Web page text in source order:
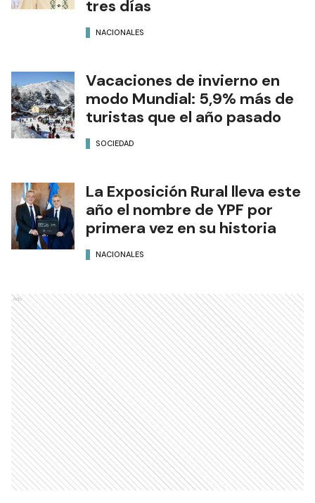
tres días
NACIONALES
Vacaciones de invierno en
modo Mundial: 5,9% más de
turistas que el año pasado
SOCIEDAD
La Exposición Rural lleva este
año el nombre de YPF por
primera vez en su historia
NACIONALES
Ads